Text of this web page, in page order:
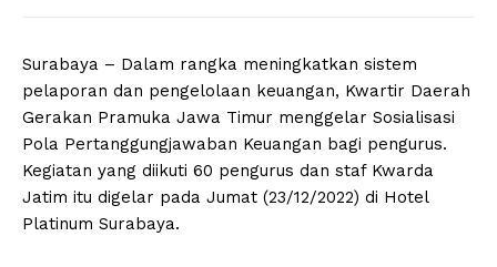
Surabaya – Dalam rangka meningkatkan sistem
pelaporan dan pengelolaan keuangan, Kwartir Daerah
Gerakan Pramuka Jawa Timur menggelar Sosialisasi
Pola Pertanggungjawaban Keuangan bagi pengurus.
Kegiatan yang diikuti 60 pengurus dan staf Kwarda
Jatim itu digelar pada Jumat (23/12/2022) di Hotel
Platinum Surabaya.